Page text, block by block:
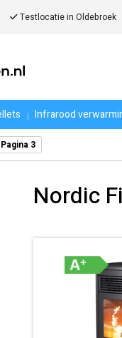
Testlocatie in Oldebroek
Infrarood
Pagina 3
Nordic